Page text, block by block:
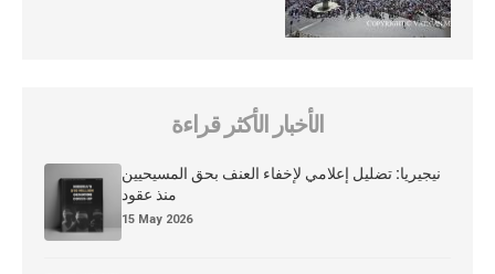
الأخبار الأكثر قراءة
نيجيريا: تضليل إعلامي لإخفاء العنف بحق المسيحيين
منذ عقود
15 May 2026